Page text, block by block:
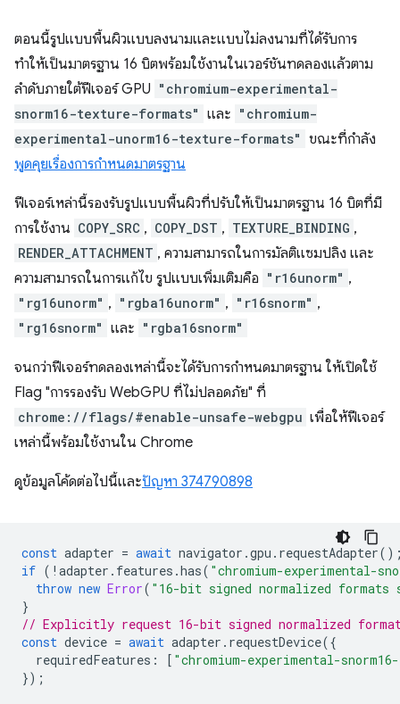
ตอนนี้รูปแบบพื้นผิวแบบลงนามและแบบไม่ลงนามที่ได้รับการ
ทำให้เป็นมาตรฐาน 16 บิตพร้อมใช้งานในเวอร์ชันทดลองแล้วตาม
ลำดับภายใต้ฟีเจอร์ GPU "chromium-experimental-
snorm16-texture-formats" และ "chromium-
experimental-unorm16-texture-formats" ขณะที่กำลัง
พูดคุยเรื่องการกำหนดมาตรฐาน
ฟีเจอร์เหล่านี้รองรับรูปแบบพื้นผิวที่ปรับให้เป็นมาตรฐาน 16 บิตที่มี
การใช้งาน COPY_SRC , COPY_DST , TEXTURE_BINDING ,
RENDER_ATTACHMENT , ความสามารถในการมัลติแซมปลิง และ
ความสามารถในการแก้ไข รูปแบบเพิ่มเติมคือ "r16unorm" ,
"rg16unorm" , "rgba16unorm" , "r16snorm" ,
"rg16snorm" และ "rgba16snorm"
จนกว่าฟีเจอร์ทดลองเหล่านี้จะได้รับการกำหนดมาตรฐาน ให้เปิดใช้
Flag "การรองรับ WebGPU ที่ไม่ปลอดภัย" ที่
chrome://flags/#enable-unsafe-webgpu เพื่อให้ฟีเจอร์
เหล่านี้พร้อมใช้งานใน Chrome
ดูข้อมูลโค้ดต่อไปนี้และปัญหา 374790898
const adapter = await navigator .gpu . requestAdapter
if ( ! adapter . features .has( "chromium-experimental-
throw new Error( "16-bit signed normalized
}
// Explicitly request 16-bit signed normalized
const device = await adapter . requestDevice({
requiredFeatures : [ "chromium-experimental-
});